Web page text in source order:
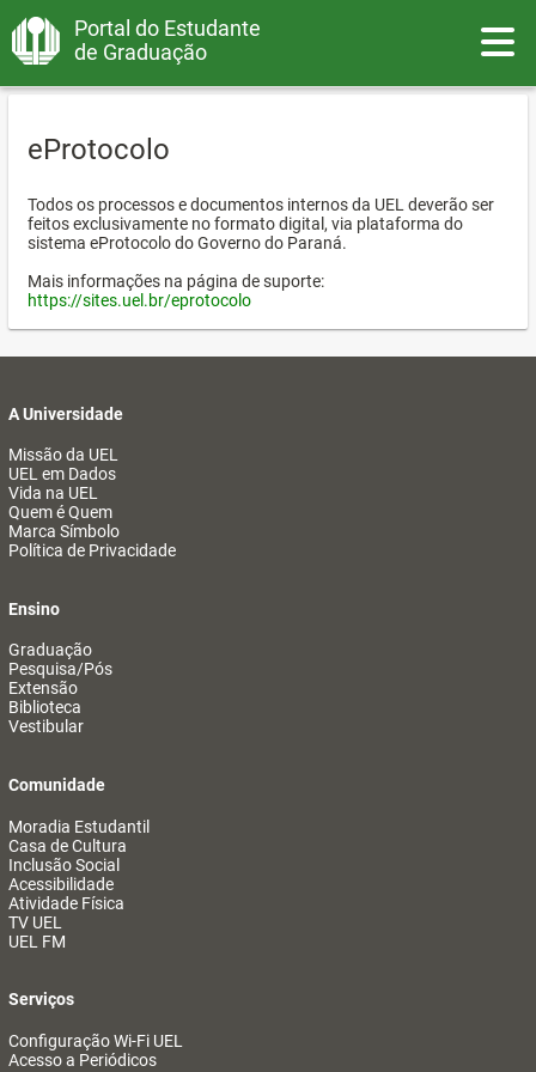
Portal do Estudante
de Graduação
eProtocolo
Todos os processos e documentos internos da UEL deverão ser
feitos exclusivamente no formato digital, via plataforma do
sistema eProtocolo do Governo do Paraná.
Mais informações na página de suporte:
https://sites.uel.br/eprotocolo
A Universidade
Missão da UEL
UEL em Dados
Vida na UEL
Quem é Quem
Marca Símbolo
Política de Privacidade
Ensino
Graduação
Pesquisa/Pós
Extensão
Biblioteca
Vestibular
Comunidade
Moradia Estudantil
Casa de Cultura
Inclusão Social
Acessibilidade
Atividade Física
TV UEL
UEL FM
Serviços
Configuração Wi-Fi UEL
Acesso a Periódicos